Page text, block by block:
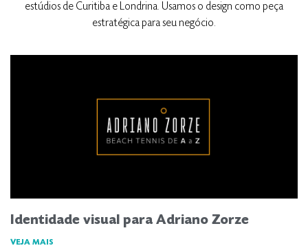
estúdios de Curitiba e Londrina. Usamos o design como peça
estratégica para seu negócio.
Identidade visual para Adriano Zorze
VEJA MAIS